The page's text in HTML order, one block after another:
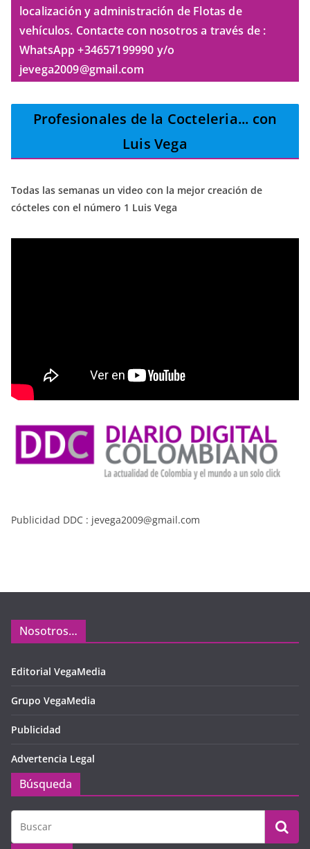
localización y administración de Flotas de
vehículos. Contacte con nosotros a través de :
WhatsApp +34657199990 y/o
jevega2009@gmail.com
Profesionales de la Cocteleria... con
Luis Vega
Todas las semanas un video con la mejor creación de
cócteles con el número 1 Luis Vega
Publicidad DDC : jevega2009@gmail.com
Nosotros…
Editorial VegaMedia
Grupo VegaMedia
Publicidad
Advertencia Legal
Búsqueda